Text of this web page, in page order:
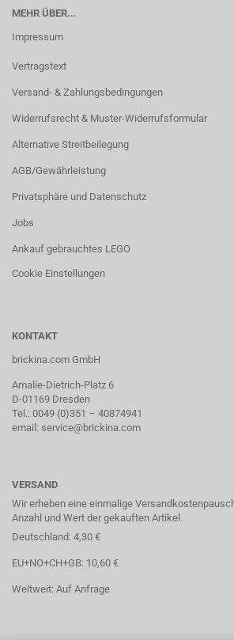
MEHR ÜBER...
Impressum
Vertragstext
Versand- & Zahlungsbedingungen
Widerrufsrecht & Muster-Widerrufsformular
Alternative Streitbeilegung
AGB/Gewährleistung
Privatsphäre und Datenschutz
Jobs
Ankauf gebrauchtes LEGO
Cookie Einstellungen
KONTAKT
brickina.com GmbH
Amalie-Dietrich-Platz 6
D-01169 Dresden
Tel.: 0049 (0)351 – 40874941
email: service@brickina.com
VERSAND
Wir erheben eine einmalige
Anzahl und Wert der gekauften Artikel.
Deutschland: 4,30 €
EU+NO+CH+GB: 10,60 €
Weltweit: Auf Anfrage